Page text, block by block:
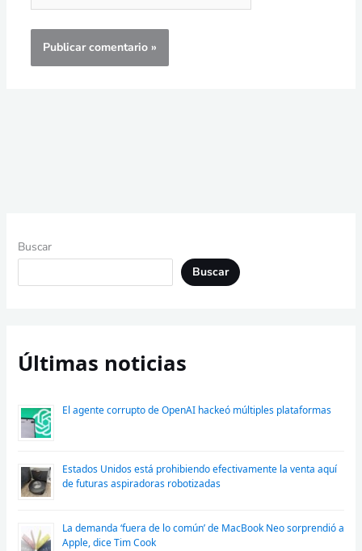
Buscar
Buscar
Últimas noticias
El agente corrupto de OpenAI hackeó múltiples plataformas
Estados Unidos está prohibiendo efectivamente la venta aquí
de futuras aspiradoras robotizadas
La demanda ‘fuera de lo común’ de MacBook Neo sorprendió a
Apple, dice Tim Cook